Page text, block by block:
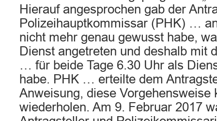
Hierauf angesprochen gab der
Polizeihauptkommissar (PHK) …
nicht mehr genau gewusst habe,
Dienst angetreten und deshalb mit
… für beide Tage 6.30 Uhr als
habe. PHK … erteilte dem
Anweisung, diese Vorgehensweise
wiederholen. Am 9. Februar 2017